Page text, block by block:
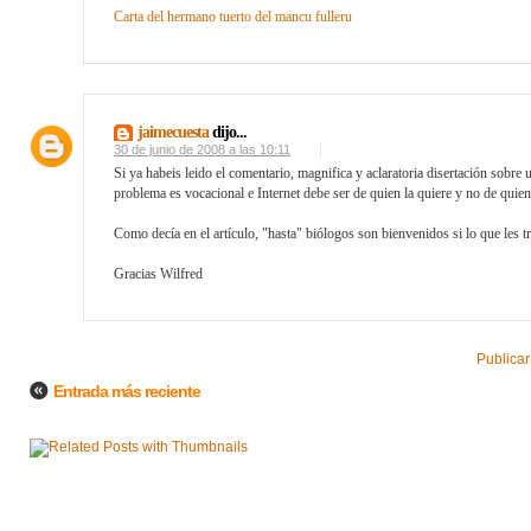
Carta del hermano tuerto del mancu fulleru
jaimecuestadijo...
30 de junio de 2008 a las 10:11
Si ya habeis leido el comentario, magnifica y aclaratoria disertación
problema es vocacional e Internet debe ser de quien la quiere y no de
Como decía en el artículo, "hasta" biólogos son bienvenidos si lo que les
Gracias Wilfred
Entrada más reciente